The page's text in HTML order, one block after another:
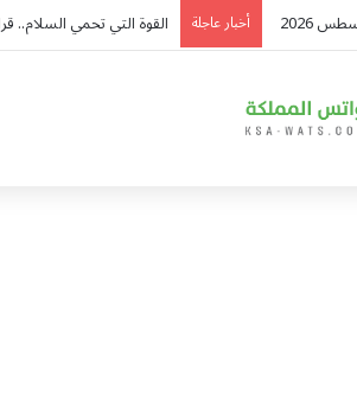
أخبار عاجلة القوة التي تحمي السلام..